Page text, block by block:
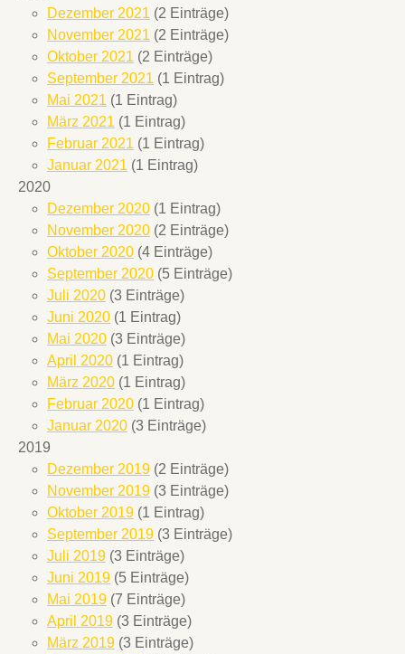
Dezember 2021 (2 Einträge)
November 2021 (2 Einträge)
Oktober 2021 (2 Einträge)
September 2021 (1 Eintrag)
Mai 2021 (1 Eintrag)
März 2021 (1 Eintrag)
Februar 2021 (1 Eintrag)
Januar 2021 (1 Eintrag)
2020
Dezember 2020 (1 Eintrag)
November 2020 (2 Einträge)
Oktober 2020 (4 Einträge)
September 2020 (5 Einträge)
Juli 2020 (3 Einträge)
Juni 2020 (1 Eintrag)
Mai 2020 (3 Einträge)
April 2020 (1 Eintrag)
März 2020 (1 Eintrag)
Februar 2020 (1 Eintrag)
Januar 2020 (3 Einträge)
2019
Dezember 2019 (2 Einträge)
November 2019 (3 Einträge)
Oktober 2019 (1 Eintrag)
September 2019 (3 Einträge)
Juli 2019 (3 Einträge)
Juni 2019 (5 Einträge)
Mai 2019 (7 Einträge)
April 2019 (3 Einträge)
März 2019 (3 Einträge)